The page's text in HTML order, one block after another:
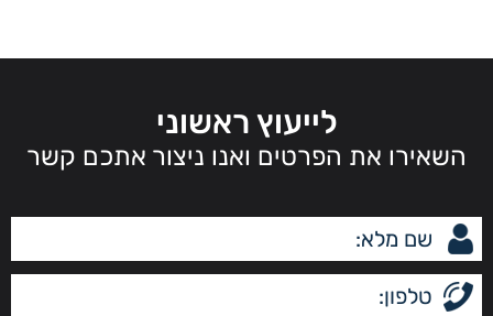
לייעוץ ראשוני
השאירו את הפרטים ואנו ניצור אתכם קשר